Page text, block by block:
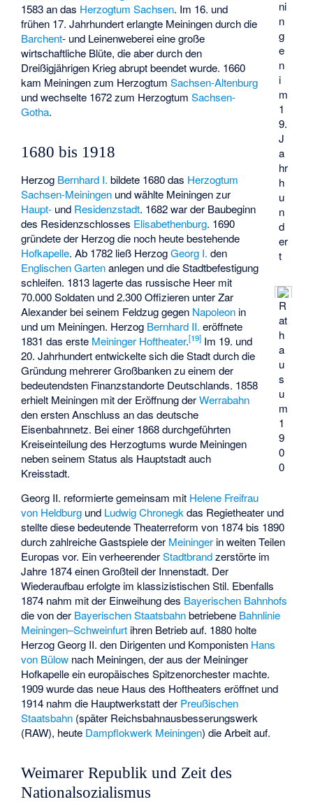
ni
n
g
e
n
i
m
1
9.
J
a
hr
h
u
n
d
er
t
R
at
h
a
u
s
u
m
1
9
0
0
1583 an das Herzogtum Sachsen. Im 16. und
frühen 17. Jahrhundert erlangte Meiningen durch die
Barchent- und Leinenweberei eine große
wirtschaftliche Blüte, die aber durch den
Dreißigjährigen Krieg abrupt beendet wurde. 1660
kam Meiningen zum HerzogtumSachsen-Altenburg
und wechselte 1672 zum HerzogtumSachsen-
Gotha.
1680 bis 1918
Herzog Bernhard I. bildete 1680 das Herzogtum
Sachsen-Meiningen und wählte Meiningen zur
Haupt- und Residenzstadt. 1682 war der Baubeginn
des Residenzschlosses Elisabethenburg. 1690
gründete der Herzog die noch heute bestehende
Hofkapelle. Ab 1782 ließ HerzogGeorg I. den
Englischen Gartenanlegen und dieStadtbefestigung
schleifen. 1813 lagerte das russische Heer mit
70.000 Soldaten und 2.300 Offizieren unter Zar
Alexander bei seinem Feldzug gegen Napoleon in
und um Meiningen. Herzog Bernhard II. eröffnete
1831 das erste Meininger Hoftheater.[19] Im 19. und
20. Jahrhundert entwickelte sich die Stadt durch die
Gründung mehrerer Großbanken zu einem der
bedeutendsten Finanzstandorte Deutschlands. 1858
erhielt Meiningen mit der Eröffnung derWerrabahn
den ersten Anschluss an das deutsche
Eisenbahnnetz. Bei einer 1868 durchgeführten
Kreiseinteilung des Herzogtums wurde Meiningen
neben seinem Status als Hauptstadt auch
Kreisstadt.
Georg II. reformierte gemeinsam mit Helene Freifrau
von Heldburg und Ludwig Chronegk das Regietheater und
stellte diese bedeutende Theaterreform von 1874 bis 1890
durch zahlreiche Gastspiele der Meininger in weiten Teilen
Europas vor. Ein verheerenderStadtbrandzerstörte im
Jahre 1874 einen Großteil der Innenstadt. Der
Wiederaufbau erfolgte im klassizistischen Stil. Ebenfalls
1874 nahm mit der Einweihung des Bayerischen Bahnhofs
die von der Bayerischen Staatsbahnbetriebene Bahnlinie
Meiningen–Schweinfurt ihren Betrieb auf. 1880 holte
Herzog Georg II. den Dirigenten und Komponisten Hans
von Bülow nach Meiningen, der aus der Meininger
Hofkapelle ein europäisches Spitzenorchester machte.
1909 wurde das neue Haus des Hoftheaters eröffnet und
1914 nahm die Hauptwerkstatt der Preußischen
Staatsbahn (später Reichsbahnausbesserungswerk
(RAW), heute Dampflokwerk Meiningen) die Arbeit auf.
Weimarer Republik und Zeit des
Nationalsozialismus